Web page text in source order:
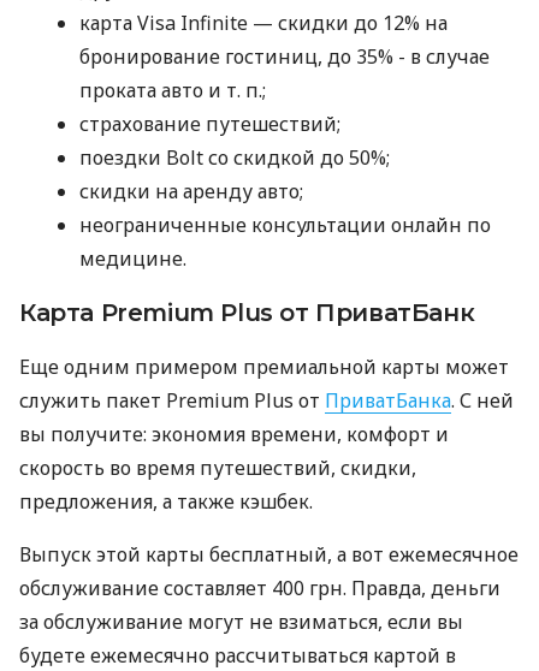
карта Visa Infinite — скидки до 12% на
бронирование гостиниц, до 35% - в случае
проката авто и т. п.;
страхование путешествий;
поездки Bolt со скидкой до 50%;
скидки на аренду авто;
неограниченные консультации онлайн по
медицине.
Карта Premium Plus от ПриватБанк
Еще одним примером премиальной карты может
служить пакет Premium Plus от ПриватБанка. С ней
вы получите: экономия времени, комфорт и
скорость во время путешествий, скидки,
предложения, а также кэшбек.
Выпуск этой карты бесплатный, а вот ежемесячное
обслуживание составляет 400 грн. Правда, деньги
за обслуживание могут не взиматься, если вы
будете ежемесячно рассчитываться картой в